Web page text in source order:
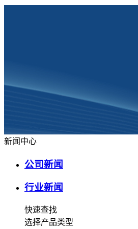
新闻中心
公司新闻
行业新闻
快速查找
选择产品类型